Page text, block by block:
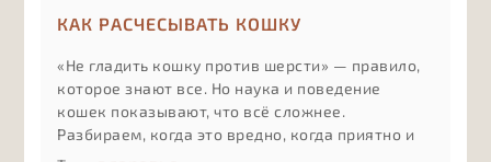
КАК РАСЧЕСЫВАТЬ КОШКУ
«Не гладить кошку против шерсти» — правило,
которое знают все. Но наука и поведение
кошек показывают, что всё сложнее.
Разбираем, когда это вредно, когда приятно и
как понять реакцию именно вашей кошки